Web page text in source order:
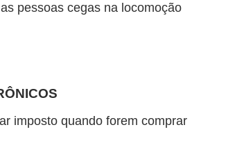
pessoas cegas na locomoção
imposto quando forem comprar